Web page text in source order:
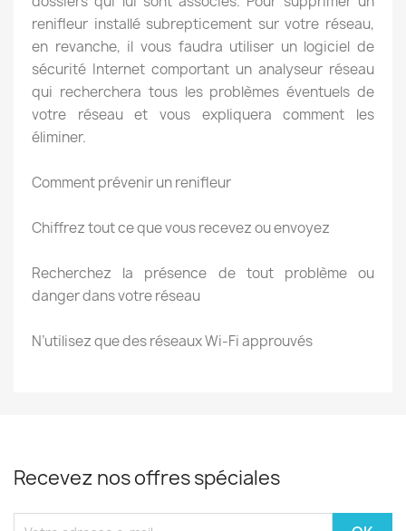
renifleur installé subrepticement sur votre réseau,
en revanche, il vous faudra utiliser un logiciel de
sécurité Internet comportant un analyseur réseau
qui recherchera tous les problèmes éventuels de
votre réseau et vous expliquera comment les
éliminer.
Comment prévenir un renifleur
Chiffrez tout ce que vous recevez ou envoyez
Recherchez la présence de tout problème ou
danger dans votre réseau
N’utilisez que des réseaux Wi-Fi approuvés
Recevez nos offres spéciales